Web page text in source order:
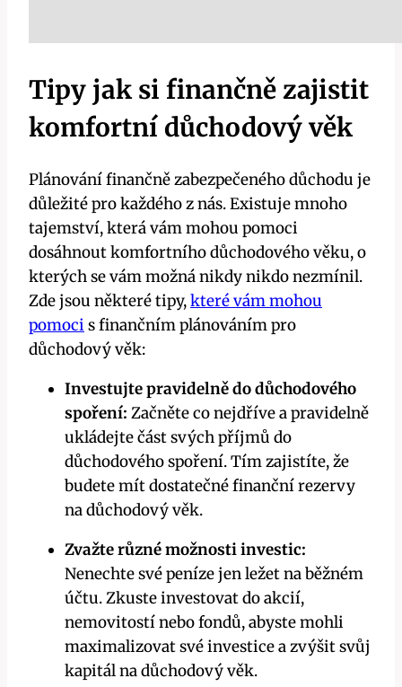
Tipy jak si finančně zajistit
komfortní důchodový věk
Plánování finančně zabezpečeného důchodu je
důležité pro každého z nás. Existuje mnoho
tajemství, která vám mohou pomoci
dosáhnout komfortního důchodového věku, o
kterých se vám možná nikdy nikdo nezmínil.
Zde jsou některé tipy,které vám mohou
pomoci s finančním plánováním pro
důchodový věk:
Investujte pravidelně do důchodového
spoření: Začněte co nejdříve a pravidelně
ukládejte část svých příjmů do
důchodového spoření. Tím zajistíte, že
budete mít dostatečné finanční rezervy
na důchodový věk.
Zvažte různé možnosti investic:
Nenechte své peníze jen ležet na běžném
účtu. Zkuste investovat do akcií,
nemovitostí nebo fondů, abyste mohli
maximalizovat své investice a zvýšit svůj
kapitál na důchodový věk.